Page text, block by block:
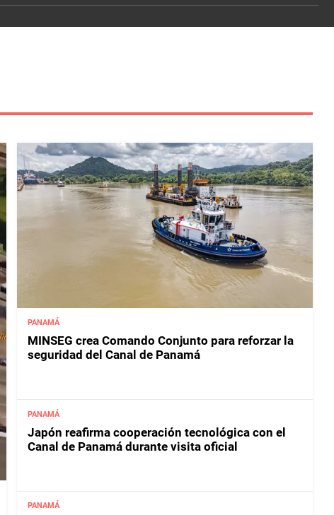
PANAMÁ
MINSEG crea Comando Conjunto para reforzar la
seguridad del Canal de Panamá
PANAMÁ
Japón reafirma cooperación tecnológica con el
Canal de Panamá durante visita oficial
PANAMÁ